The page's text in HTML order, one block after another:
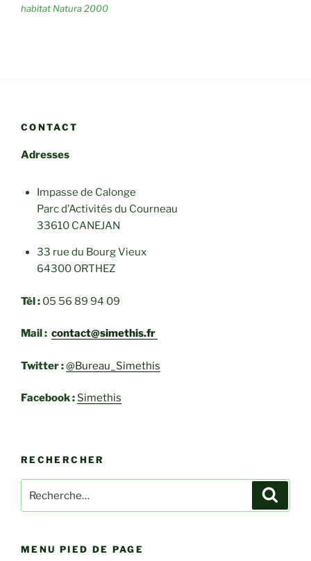
habitat Natura 2000
CONTACT
Adresses
Impasse de Calonge
Parc d’Activités du Courneau
33610 CANEJAN
33 rue du Bourg Vieux
64300 ORTHEZ
Tél : 05 56 89 94 09
Mail : contact@simethis.fr
Twitter :@Bureau_Simethis
Facebook : Simethis
RECHERCHER
pour
MENU PIED DE PAGE